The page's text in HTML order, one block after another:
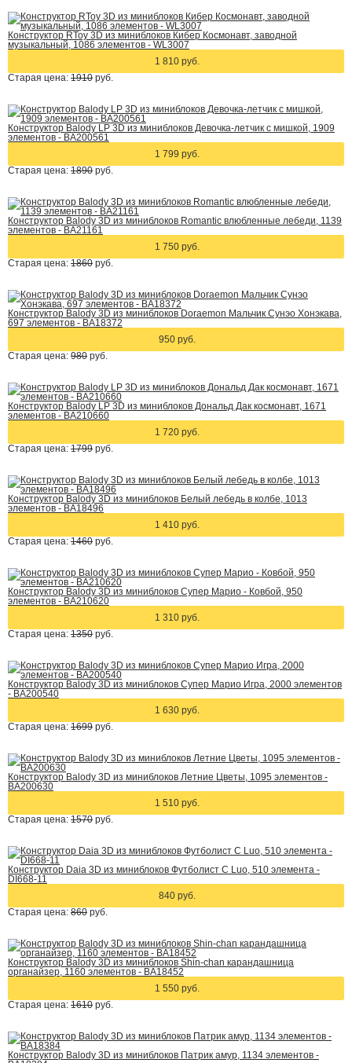
Конструктор RToy 3D из миниблоков Кибер Космонавт, заводной
музыкальный, 1086 элементов - WL3007
1 810 руб.
Старая цена: 1910 руб.
Конструктор Balody LP 3D из миниблоков Девочка-летчик с мишкой, 1909
элементов - BA200561
1 799 руб.
Старая цена: 1890 руб.
Конструктор Balody 3D из миниблоков Romantic влюбленные лебеди, 1139
элементов - BA21161
1 750 руб.
Старая цена: 1860 руб.
Конструктор Balody 3D из миниблоков Doraemon Мальчик Сунэо Хонэкава,
697 элементов - BA18372
950 руб.
Старая цена: 980 руб.
Конструктор Balody LP 3D из миниблоков Дональд Дак космонавт, 1671
элементов - BA210660
1 720 руб.
Старая цена: 1799 руб.
Конструктор Balody 3D из миниблоков Белый лебедь в колбе, 1013
элементов - BA18496
1 410 руб.
Старая цена: 1460 руб.
Конструктор Balody 3D из миниблоков Супер Марио - Ковбой, 950
элементов - BA210620
1 310 руб.
Старая цена: 1350 руб.
Конструктор Balody 3D из миниблоков Супер Марио Игра, 2000 элементов
- BA200540
1 630 руб.
Старая цена: 1699 руб.
Конструктор Balody 3D из миниблоков Летние Цветы, 1095 элементов -
BA200630
1 510 руб.
Старая цена: 1570 руб.
Конструктор Daia 3D из миниблоков Футболист C Luo, 510 элемента -
DI668-11
840 руб.
Старая цена: 860 руб.
Конструктор Balody 3D из миниблоков Shin-chan карандашница
органайзер, 1160 элементов - BA18452
1 550 руб.
Старая цена: 1610 руб.
Конструктор Balody 3D из миниблоков Патрик амур, 1134 элементов -